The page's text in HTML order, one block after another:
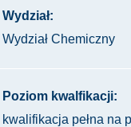
Wydział:
Wydział Chemiczny
Poziom kwalfikacji:
kwalifikacja pełna na